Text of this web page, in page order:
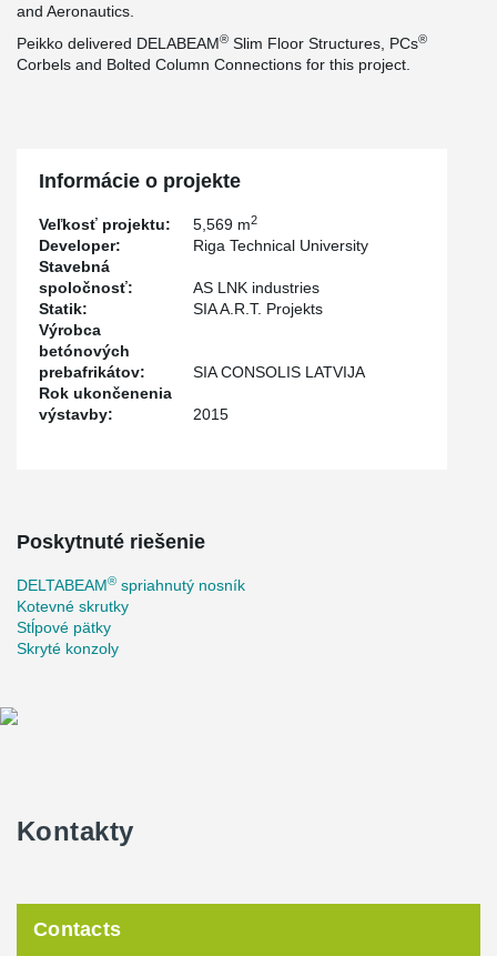
and Aeronautics.
Peikko delivered DELABEAM® Slim Floor Structures, PCs®
Corbels and Bolted Column Connections for this project.
Informácie o projekte
Veľkosť projektu: 5,569 m2
Developer:
Riga Technical University
Stavebná
spoločnosť:
AS LNK industries
Statik:
SIA A.R.T. Projekts
Výrobca
betónových
prebafrikátov:
SIA CONSOLIS LATVIJA
Rok ukončenenia
výstavby:
2015
Poskytnuté riešenie
DELTABEAM® spriahnutý nosník
Kotevné skrutky
Stĺpové pätky
Skryté konzoly
Kontakty
Contacts